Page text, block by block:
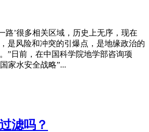
路’很多相关区域，历史上无序，现在
是风险和冲突的引爆点，是地缘政治的
”日前，在中国科学院地学部咨询项
家水安全战略”...
滤吗？